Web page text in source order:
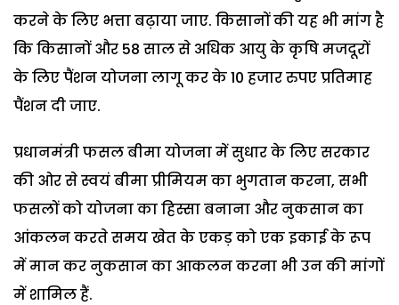
करने के लिए भत्ता बढ़ाया जाए. किसानों की यह भी मांग है
कि किसानों और 58 साल से अधिक आयु के कृषि मजदूरों
के लिए पैंशन योजना लागू कर के 10 हजार रुपए प्रतिमाह
पैंशन दी जाए.
प्रधानमंत्री फसल बीमा योजना में सुधार के लिए सरकार
की ओर से स्वयं बीमा प्रीमियम का भुगतान करना, सभी
फसलों को योजना का हिस्सा बनाना और नुकसान का
आंकलन करते समय खेत के एकड़ को एक इकाई के रूप
में मान कर नुकसान का आकलन करना भी उन की मांगों
में शामिल हैं.